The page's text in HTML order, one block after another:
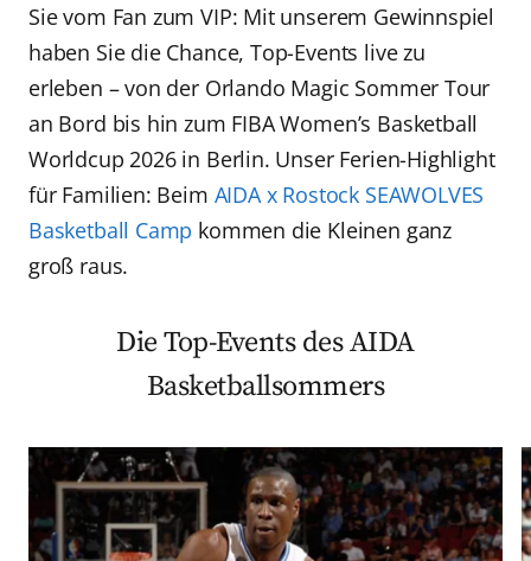
Sie vom Fan zum VIP: Mit unserem Gewinnspiel
haben Sie die Chance, Top-Events live zu
erleben – von der Orlando Magic Sommer Tour
an Bord bis hin zum FIBA Women’s Basketball
Worldcup 2026 in Berlin. Unser Ferien-Highlight
für Familien: Beim AIDA x Rostock SEAWOLVES
Basketball Camp kommen die Kleinen ganz
groß raus.
Die Top-Events des AIDA
Basketballsommers